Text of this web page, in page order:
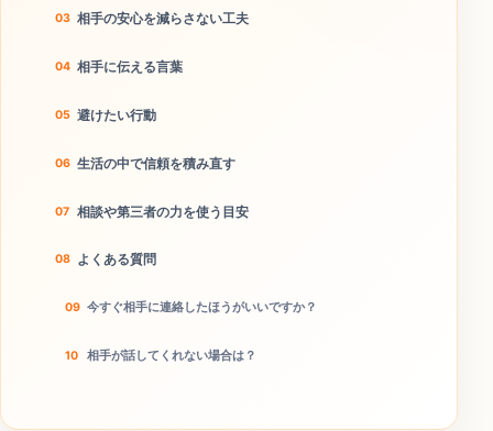
相手の安心を減らさない工夫
相手に伝える言葉
避けたい行動
生活の中で信頼を積み直す
相談や第三者の力を使う目安
よくある質問
今すぐ相手に連絡したほうがいいですか？
相手が話してくれない場合は？